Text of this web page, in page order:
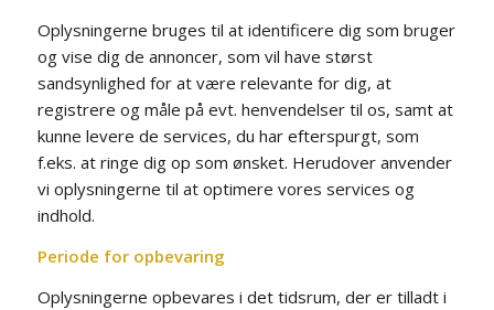
Oplysningerne bruges til at identificere dig som bruger
og vise dig de annoncer, som vil have størst
sandsynlighed for at være relevante for dig, at
registrere og måle på evt. henvendelser til os, samt at
kunne levere de services, du har efterspurgt, som
f.eks. at ringe dig op som ønsket. Herudover anvender
vi oplysningerne til at optimere vores services og
indhold.
Periode for opbevaring
Oplysningerne opbevares i det tidsrum, der er tilladt i